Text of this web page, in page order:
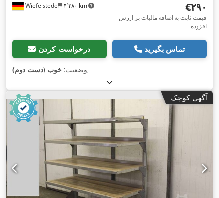
Wiefelstede ۴٬۲۸۰ km ‎€۲۹۰
قیمت ثابت به اضافه مالیات بر ارزش
افزوده
درخواست کردن تماس بگیرید
وضعیت: خوب (دست دوم) ,
آگهی کوچک